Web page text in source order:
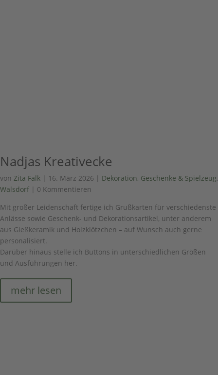
Nadjas Kreativecke
von Zita Falk | 16. März 2026 | Dekoration, Geschenke & Spielzeug,
Walsdorf | 0 Kommentieren
Mit großer Leidenschaft fertige ich Grußkarten für verschiedenste
Anlässe sowie Geschenk- und Dekorationsartikel, unter anderem
aus Gießkeramik und Holzklötzchen – auf Wunsch auch gerne
personalisiert.
Darüber hinaus stelle ich Buttons in unterschiedlichen Größen
und Ausführungen her.
mehr lesen